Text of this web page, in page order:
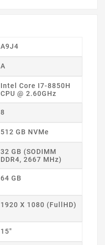
A9J4
A
Intel Core I7-8850H
CPU @ 2.60GHz
8
512 GB NVMe
32 GB (SODIMM
DDR4, 2667 MHz)
64 GB
1920 X 1080 (FullHD)
15"